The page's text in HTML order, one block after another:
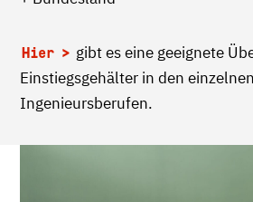
Hier
gibt es eine geeignete
Einstiegsgehälter in den einzelnen
Ingenieursberufen.